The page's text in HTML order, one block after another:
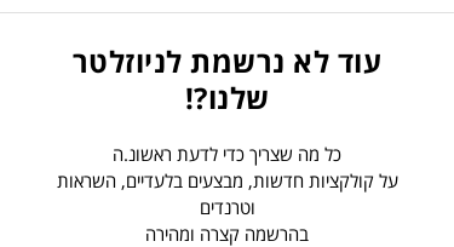
עוד לא נרשמת לניוזלטר
שלנו?!
כל מה שצריך כדי לדעת ראשונ.ה
על קולקציות חדשות, מבצעים בלעדיים, השראות
וטרנדים
בהרשמה קצרה ומהירה